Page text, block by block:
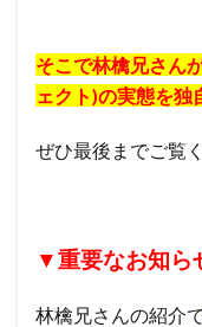
そこで林檎兄さん
ェクト)の実態を独
ぜひ最後までご覧
▼重要なお知ら
林檎兄さんの紹介